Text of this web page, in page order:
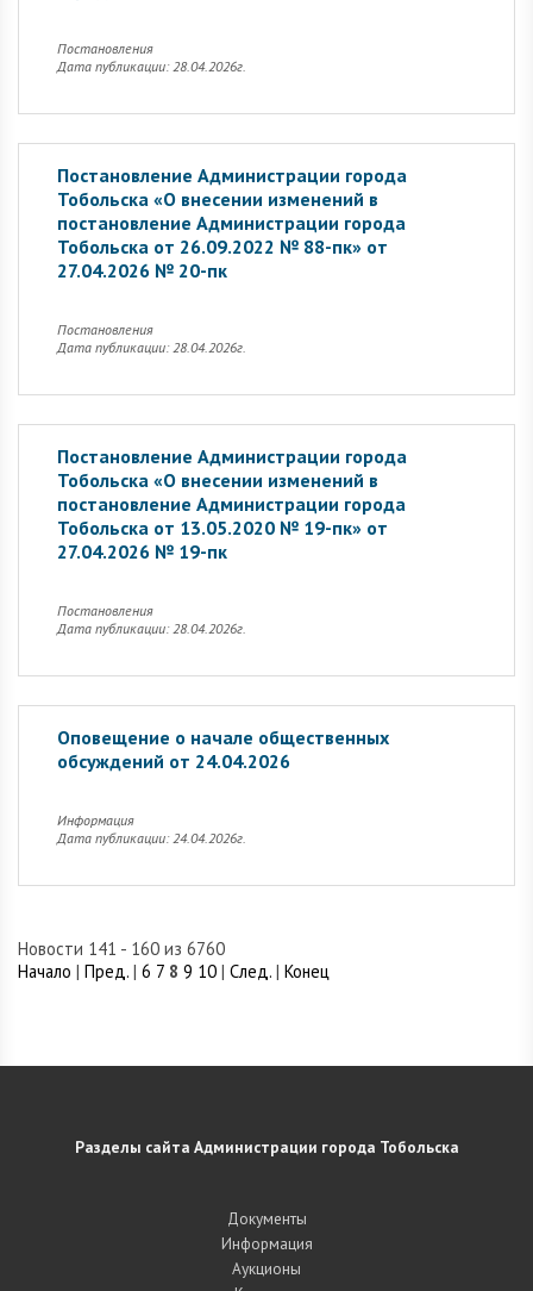
Постановления
Дата публикации: 28.04.2026г.
Постановление Администрации города
Тобольска «О внесении изменений в
постановление Администрации города
Тобольска от 26.09.2022 № 88-пк» от
27.04.2026 № 20-пк
Постановления
Дата публикации: 28.04.2026г.
Постановление Администрации города
Тобольска «О внесении изменений в
постановление Администрации города
Тобольска от 13.05.2020 № 19-пк» от
27.04.2026 № 19-пк
Постановления
Дата публикации: 28.04.2026г.
Оповещение о начале общественных
обсуждений от 24.04.2026
Информация
Дата публикации: 24.04.2026г.
Новости 141 - 160 из 6760
Начало | Пред. | 6 7 8 9 10 | След. | Конец
Разделы сайта Администрации города Тобольска
Документы
Информация
Аукционы